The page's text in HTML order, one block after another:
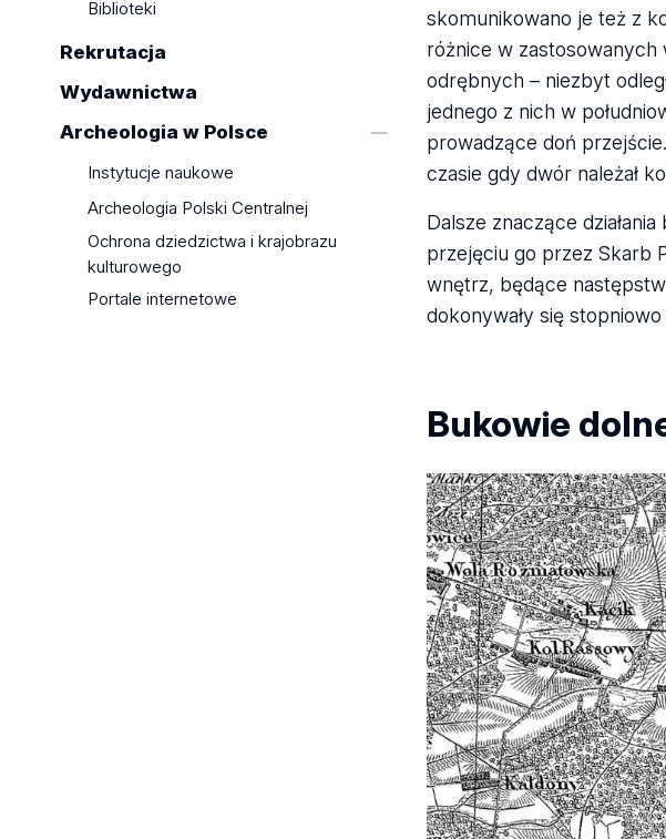
Zespół osadniczy w Ostrowitem pod
interdyscyplinarne
Kierownictwo Badań nad
(1949–1953). Geneza, działalność,
znacznie
Rozprzy pod Piotrkowem
Trybunalskim. Badania
interdyscyplinarne
Wielokulturowy kompleks osadniczy
Biblioteki
Rekrutacja
Wydawnictwa
Archeologia w Polsce
Instytucje naukowe
Archeologia Polski Centralnej
Ochrona dziedzictwa i krajobrazu
kulturowego
Portale internetowe
skomunikowano je też z
różnice w zastosowanych
odrębnych – niezbyt
jednego z nich w
prowadzące doń
czasie gdy dwór należał
Dalsze znaczące
przejęciu go przez Skarb
wnętrz, będące
dokonywały się stopniowo
Bukowie